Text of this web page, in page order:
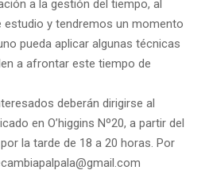
a la gestión del tiempo, al
estudio y tendremos un momento
pueda aplicar algunas técnicas
a afrontar este tiempo de
deberán dirigirse al
en O’higgins Nº20, a partir del
la tarde de 18 a 20 horas. Por